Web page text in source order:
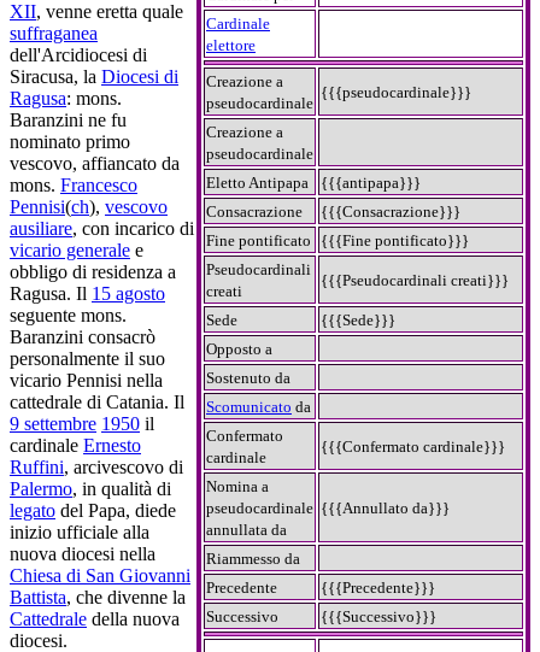
Cardinale
elettore
Creazione a
pseudocardinale
{{{pseudocardinale}}}
Creazione a
pseudocardinale
Eletto Antipapa
{{{antipapa}}}
Consacrazione
{{{Consacrazione}}}
Fine pontificato
{{{Fine pontificato}}}
Pseudocardinali
creati
{{{Pseudocardinali creati}}}
Sede
{{{Sede}}}
Opposto a
Sostenuto da
Scomunicato da
Confermato
cardinale
{{{Confermato cardinale}}}
Nomina a
pseudocardinale
annullata da
{{{Annullato da}}}
Riammesso da
Precedente
{{{Precedente}}}
Successivo
{{{Successivo}}}
XII, venne eretta quale
suffraganea
dell'Arcidiocesi di
Siracusa, la Diocesi di
Ragusa: mons.
Baranzini ne fu
nominato primo
vescovo, affiancato da
mons. Francesco
Pennisi(ch), vescovo
ausiliare, con incarico di
vicario generale e
obbligo di residenza a
Ragusa. Il 15 agosto
seguente mons.
Baranzini consacrò
personalmente il suo
vicario Pennisi nella
cattedrale di Catania. Il
9 settembre 1950 il
cardinale Ernesto
Ruffini, arcivescovo di
Palermo, in qualità di
legato del Papa, diede
inizio ufficiale alla
nuova diocesi nella
Chiesa di San Giovanni
Battista, che divenne la
Cattedrale della nuova
diocesi.